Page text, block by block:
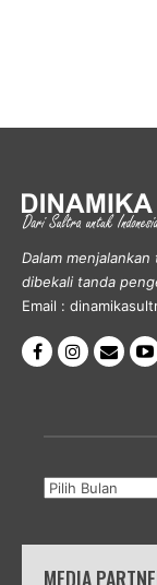
Dalam
dibekali tanda
Email :
Arsip
MEDIA